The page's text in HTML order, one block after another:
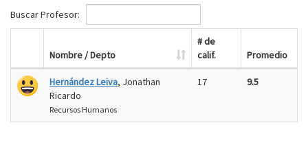
Buscar Profesor:
Nombre / Depto
# de
calif.
Promedio
Hernández Leiva, Jonathan
Ricardo
Recursos Humanos
17 9.5